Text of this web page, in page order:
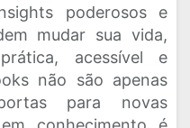
poderosos e
mudar sua vida,
acessível e
não são apenas
para novas